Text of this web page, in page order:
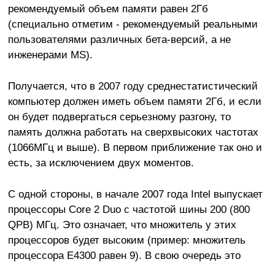
рекомендуемый объем памяти равен 2Гб
(специально отметим - рекомендуемый реальными
пользователями различных бета-версий, а не
инженерами MS).
Получается, что в 2007 году среднестатистический
компьютер должен иметь объем памяти 2Гб, и если
он будет подвергаться серьезному разгону, то
память должна работать на сверхвысоких частотах
(1066МГц и выше). В первом приближение так оно и
есть, за исключением двух моментов.
С одной стороны, в начале 2007 года Intel выпускает
процессоры Core 2 Duo с частотой шины 200 (800
QPB) МГц. Это означает, что множитель у этих
процессоров будет высоким (пример: множитель
процессора Е4300 равен 9). В свою очередь это